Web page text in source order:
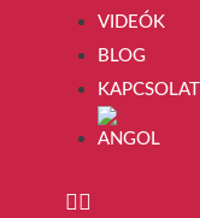
VIDEÓK
BLOG
KAPCSOLAT